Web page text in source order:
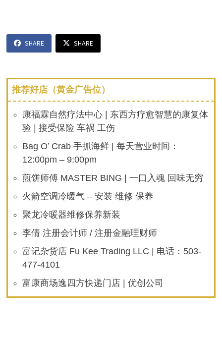
SHARE SHARE
推荐好店（黄金广告位）
康福霖自然疗法中心 | 东西方疗愈智慧的康复体
验 | 接受保险 车祸 工伤
Bag O’ Crab 手抓海鲜 | 每天营业时间：
12:00pm – 9:00pm
煎饼师傅 MASTER BING | 一口入魂 回味无穷
火箭空调冷暖气 – 安装 维修 保养
聚龙冷暖器维修保养新装
李倩 注册会计师 / 注册金融理财师
富记杂货店 Fu Kee Trading LLC | 电话：503-
477-4101
富康商场逸四方快递门店 | 优创公司